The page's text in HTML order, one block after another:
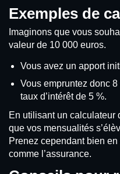
Exemples de
Imaginons que vous
valeur de 10 000 euros.
Vous avez un apport
Vous empruntez donc
taux d’intérêt de 5 %.
En utilisant un calculateur
que vos mensualités
Prenez cependant bien
comme l’assurance.